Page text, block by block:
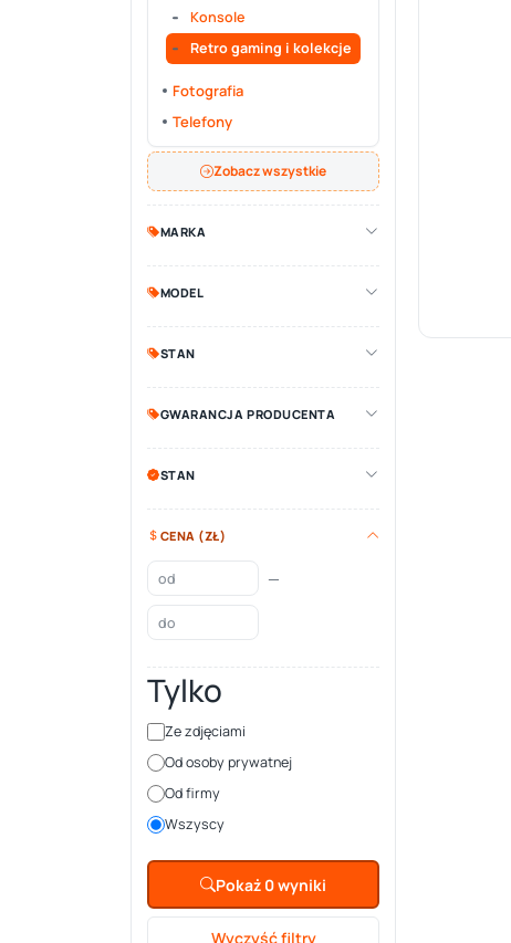
Konsole
Retro gaming i kolekcje
Fotografia
Telefony
Zobacz wszystkie
MARKA
MODEL
STAN
GWARANCJA PRODUCENTA
STAN
CENA (ZŁ)
—
Tylko
Ze zdjęciami
Od osoby prywatnej
Od firmy
Wszyscy
Pokaż 0 wyniki
Wyczyść filtry